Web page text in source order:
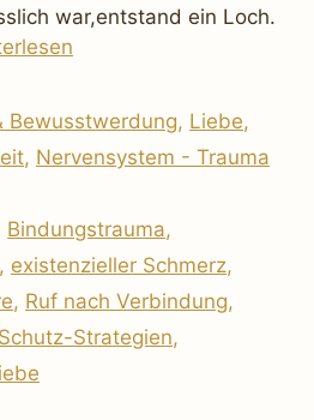
war,entstand ein Loch.
Bewusstwerdung, Liebe,
, Nervensystem - Trauma
Bindungstrauma,
, existenzieller Schmerz,
, Ruf nach Verbindung,
Schutz-Strategien,